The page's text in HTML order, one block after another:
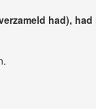
had),